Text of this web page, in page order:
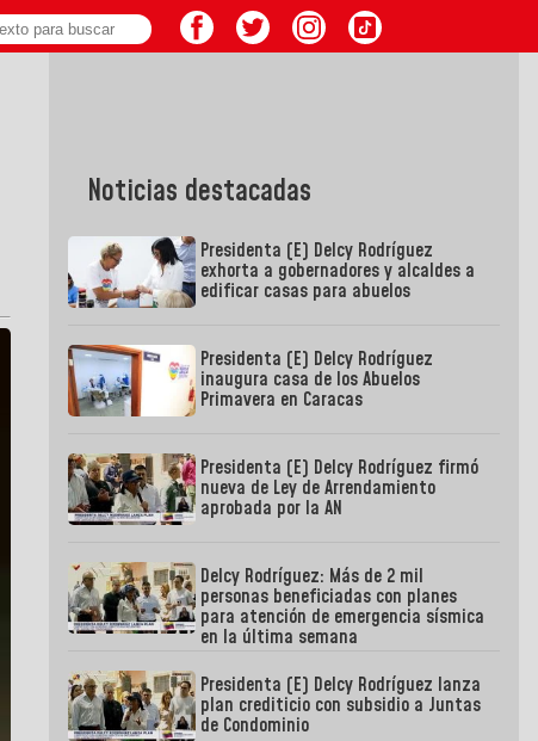
Noticias destacadas
Presidenta (E) Delcy Rodríguez
exhorta a gobernadores y alcaldes a
edificar casas para abuelos
Presidenta (E) Delcy Rodríguez
inaugura casa de los Abuelos
Primavera en Caracas
Presidenta (E) Delcy Rodríguez firmó
nueva de Ley de Arrendamiento
aprobada por la AN
Delcy Rodríguez: Más de 2 mil
personas beneficiadas con planes
para atención de emergencia sísmica
en la última semana
Presidenta (E) Delcy Rodríguez lanza
plan crediticio con subsidio a Juntas
de Condominio